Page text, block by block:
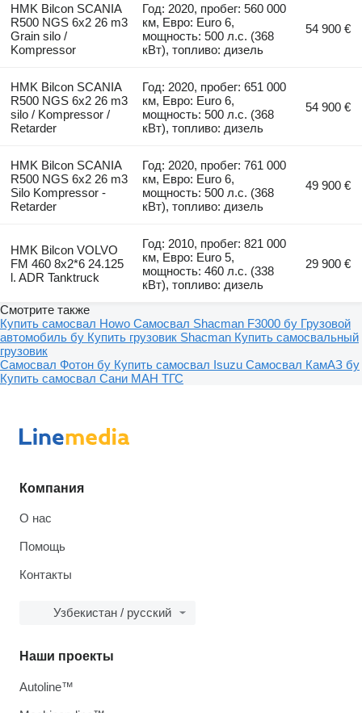
HMK Bilcon SCANIA
R500 NGS 6x2 26 m3
Grain silo /
Kompressor
Год: 2020, пробег: 560 000
км, Евро: Euro 6,
мощность: 500 л.с. (368
кВт), топливо: дизель
54 900 €
HMK Bilcon SCANIA
R500 NGS 6x2 26 m3
silo / Kompressor /
Retarder
Год: 2020, пробег: 651 000
км, Евро: Euro 6,
мощность: 500 л.с. (368
кВт), топливо: дизель
54 900 €
HMK Bilcon SCANIA
R500 NGS 6x2 26 m3
Silo Kompressor -
Retarder
Год: 2020, пробег: 761 000
км, Евро: Euro 6,
мощность: 500 л.с. (368
кВт), топливо: дизель
49 900 €
HMK Bilcon VOLVO
FM 460 8x2*6 24.125
l. ADR Tanktruck
Год: 2010, пробег: 821 000
км, Евро: Euro 5,
мощность: 460 л.с. (338
кВт), топливо: дизель
29 900 €
Смотрите также
Купить самосвал Howo Самосвал Shacman F3000 бу Грузовой
автомобиль бу Купить грузовик Shacman Купить самосвальный
грузовик
Самосвал Фотон бу Купить самосвал Isuzu Самосвал КамАЗ бу
Купить самосвал Сани МАН ТГС
Компания
О нас
Помощь
Контакты
Узбекистан / русский
Наши проекты
Autoline™